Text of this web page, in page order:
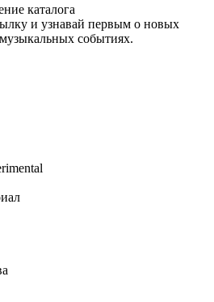
каталога
и узнавай первым о новых
событиях.